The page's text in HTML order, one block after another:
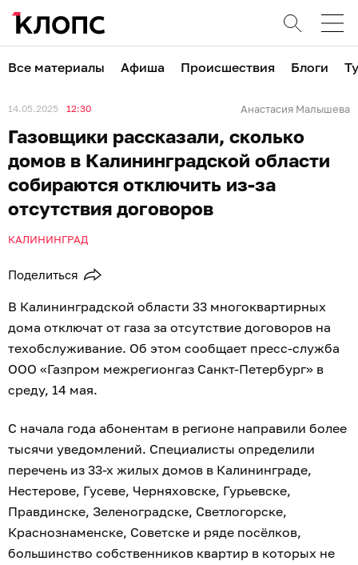
Все материалы Афиша Происшествия Блоги
14.05.2025 12:30 Анастасия Малышева
Газовщики рассказали, сколько
домов в Калининградской области
собираются отключить из-за
отсутствия договоров
КАЛИНИНГРАД
Поделиться
В Калининградской области 33 многоквартирных
дома отключат от газа за отсутствие договоров на
техобслуживание. Об этом сообщает пресс-служба
ООО «Газпром межрегионгаз Санкт-Петербург» в
среду, 14 мая.
С начала года абонентам в регионе направили более
тысячи уведомлений. Специалисты определили
перечень из 33-х жилых домов в Калининграде,
Нестерове, Гусеве, Черняховске, Гурьевске,
Правдинске, Зеленоградске, Светлогорске,
Краснознаменске, Советске и ряде посёлков,
большинство собственников квартир в которых не